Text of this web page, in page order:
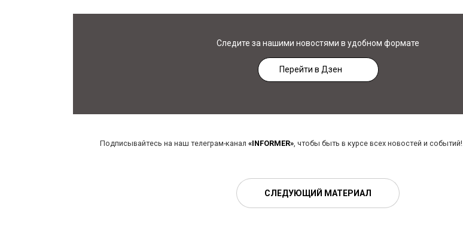
Следите за нашими новостями в удобном формате
Перейти в Дзен
Подписывайтесь на наш телеграм-канал «INFORMER», чтобы быть в курсе всех новостей и событий!
СЛЕДУЮЩИЙ МАТЕРИАЛ